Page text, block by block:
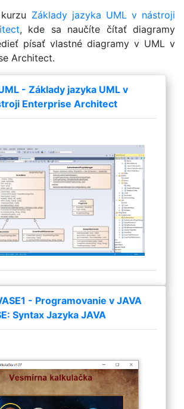
Základy jazyka UML v nástroji
, kde sa naučíte čítať diagramy
písať vlastné diagramy v UML v
Architect.
- Základy jazyka UML v
Enterprise Architect
- Programovanie v JAVA
Syntax Jazyka JAVA